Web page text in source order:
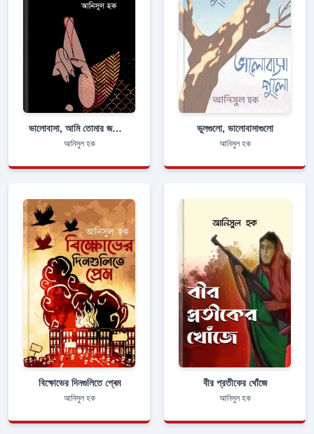
ভালোবাসা, আমি তোমার জন্যে কাঁদছি
আনিসুল হক
ভুলগুলো, ভালোবাসাগুলো
আনিসুল হক
বিক্ষোভের দিনগুলিতে প্ৰেম
আনিসুল হক
বীর প্রতীকের খোঁজে
আনিসুল হক